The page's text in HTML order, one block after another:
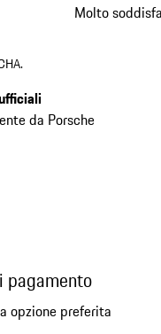
Molto
da Porsche
pagamento
opzione preferita